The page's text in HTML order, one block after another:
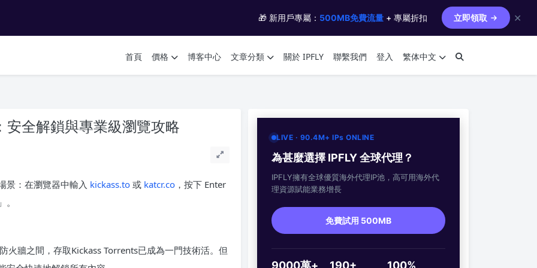
🎁 新用戶專屬： 500MB免費流量 + 專屬折扣 立即領取 ✕
首頁 價格 博客中心 文章分類 關於 IPFLY 聯繫我們 登入 繁体中文
全解鎖與專業級瀏覽攻略
：在瀏覽器中輸入 kickass.to 或 katcr.co ，按下 Enter
火牆之間，存取Kickass Torrents已成為一門技術活。但
LIVE · 90.4M+ IPs ONLINE
為甚麼選擇 IPFLY 全球代理？
IPFLY擁有全球優質海外代理IP池，高可用海外代
理資源賦能業務增長
免費試用 500MB
9000萬+ 190+ 100%